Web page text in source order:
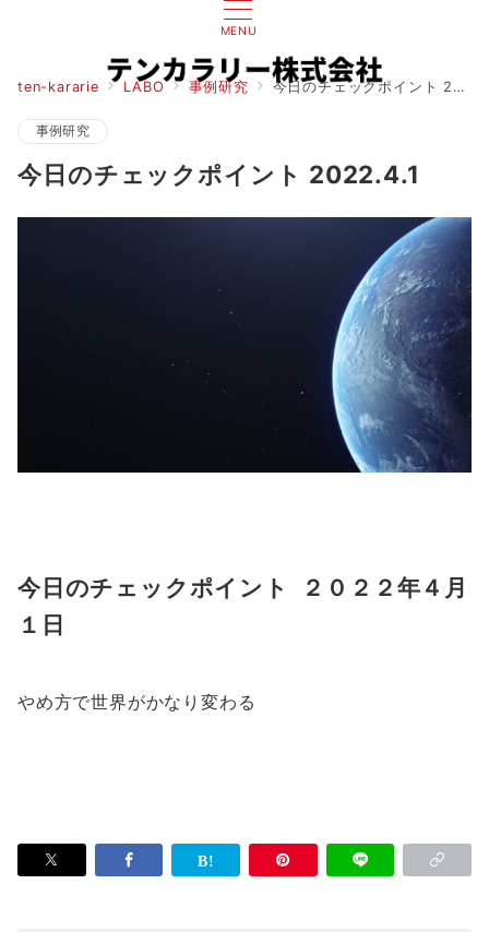
MENU
ten-kararie LABO 事例研究 今日のチェックポイント 2022.4.1
事例研究
今日のチェックポイント 2022.4.1
今日のチェックポイント ２０２２年４月
１日
やめ方で世界がかなり変わる